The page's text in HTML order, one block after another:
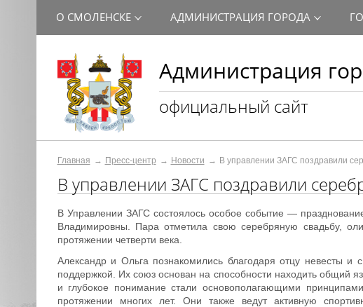
Администрация
официальный сайт
О СМОЛЕНСКЕ АДМИНИСТРАЦИЯ ГОРОДА
Главная Пресс-центр Новости В управлении ЗАГС поздравили
В управлении ЗАГС поздравили
В Управлении ЗАГС состоялось особое событие —
Владимировны. Пара отметила свою серебряную свадьбу,
протяжении четверти века.
Александр и Ольга познакомились благодаря отцу невесты
поддержкой. Их союз основан на способности находить общий
и глубокое понимание стали основополагающими
протяжении многих лет. Они также ведут активную